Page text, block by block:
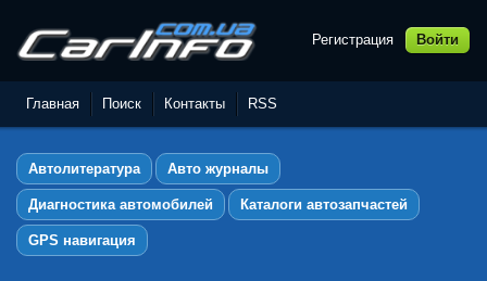
Автолитература,
Руководства по ремонту и
эксплуатации автомобилей
Регистрация Войти
Главная Поиск Контакты RSS
Автолитература Авто журналы
Диагностика автомобилей Каталоги автозапчастей
GPS навигация